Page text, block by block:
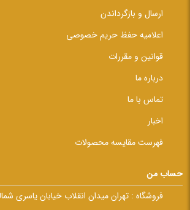
ارسال و بازگرداندن
اعلامیه حفظ حریم خصوصی
قوانین و مقررات
درباره ما
تماس با ما
اخبار
فهرست مقایسه محصولات
حساب من
فروشگاه : تهران میدان انقلاب خیابان یاسری